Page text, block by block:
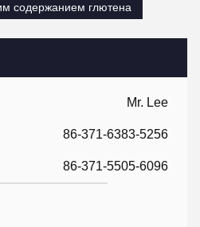
Mr. Lee
86-371-6383-5256
86-371-5505-6096
содержанием глютена